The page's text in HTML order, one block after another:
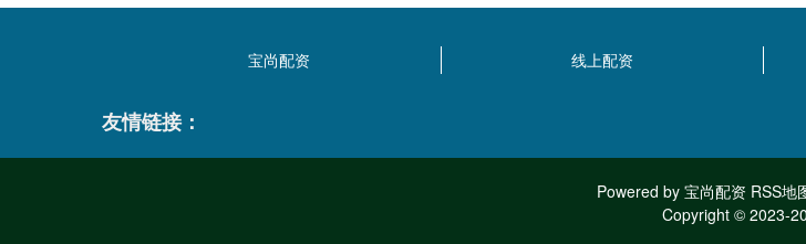
宝尚配资 线上配资
友情链接：
Powered by 宝尚配资 RSS地
Copyright © 2023-